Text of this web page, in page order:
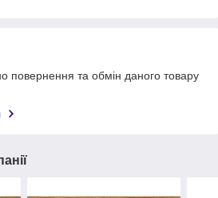
повернення та обмін даного товару